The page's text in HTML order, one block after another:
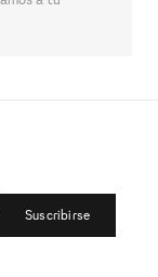
Suscribirse